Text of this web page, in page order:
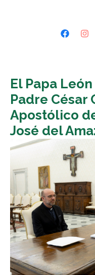
El Papa
Padre César
Apostólico
José del